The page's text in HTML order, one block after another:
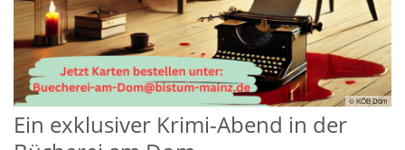
© KÖB Dom
Ein exklusiver Krimi-Abend in der